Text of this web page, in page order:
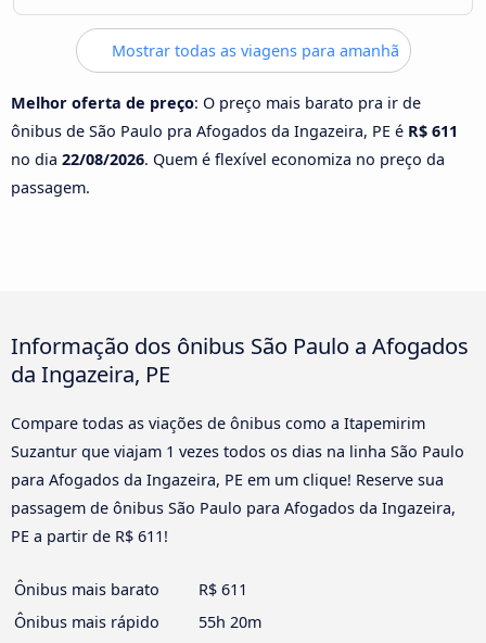
Mostrar todas as viagens para amanhã
Melhor oferta de preço: O preço mais barato pra ir de
ônibus de São Paulo pra Afogados da Ingazeira, PE é R$ 611
no dia 22/08/2026. Quem é flexível economiza no preço da
passagem.
Informação dos ônibus São Paulo a Afogados
da Ingazeira, PE
Compare todas as viações de ônibus como a Itapemirim
Suzantur que viajam 1 vezes todos os dias na linha São Paulo
para Afogados da Ingazeira, PE em um clique! Reserve sua
passagem de ônibus São Paulo para Afogados da Ingazeira,
PE a partir de R$ 611!
Ônibus mais barato
R$ 611
Ônibus mais rápido
55h 20m